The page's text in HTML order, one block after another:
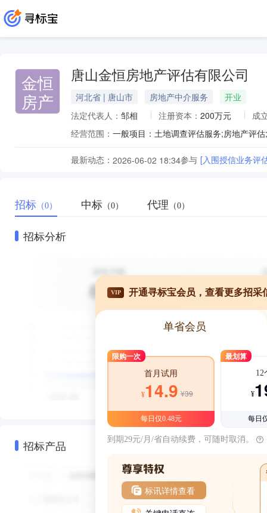
金恒
房产
唐山金恒房地产评估有限公司
河北省 | 唐山市 房地产中介服务
开业
法定代表人： 邹相 注册资本： 200万元
成
经营范围：
最新动态： 2026-06-02 18:34参与 [入围授信业务评
招标 （0） 中标 （0） 代理 （0）
招标分析
招标产品
VIP 开通寻标宝会员，查看更多招采
单省会员
限购一次
首月试用
¥14.9 ¥39
每日仅0.48元
最划算
12
¥
每日
到期29元/月/省自动续费，可随时取消。
标讯详情查看